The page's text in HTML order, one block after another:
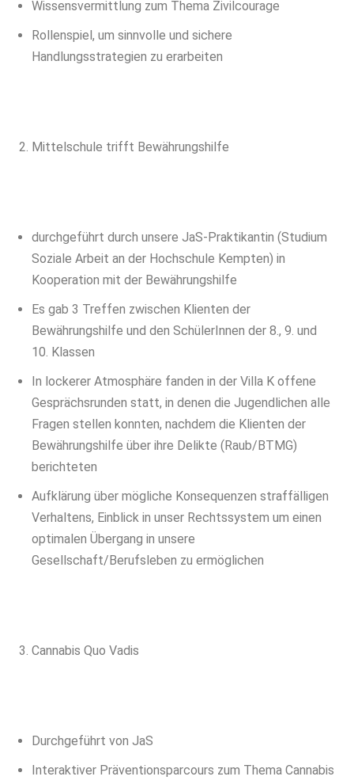
Wissensvermittlung zum Thema Zivilcourage
Rollenspiel, um sinnvolle und sichere
Handlungsstrategien zu erarbeiten
Mittelschule trifft Bewährungshilfe
durchgeführt durch unsere JaS-Praktikantin (Studium
Soziale Arbeit an der Hochschule Kempten) in
Kooperation mit der Bewährungshilfe
Es gab 3 Treffen zwischen Klienten der
Bewährungshilfe und den SchülerInnen der 8., 9. und
10. Klassen
In lockerer Atmosphäre fanden in der Villa K offene
Gesprächsrunden statt, in denen die Jugendlichen alle
Fragen stellen konnten, nachdem die Klienten der
Bewährungshilfe über ihre Delikte (Raub/BTMG)
berichteten
Aufklärung über mögliche Konsequenzen straffälligen
Verhaltens, Einblick in unser Rechtssystem um einen
optimalen Übergang in unsere
Gesellschaft/Berufsleben zu ermöglichen
Cannabis Quo Vadis
Durchgeführt von JaS
Interaktiver Präventionsparcours zum Thema Cannabis